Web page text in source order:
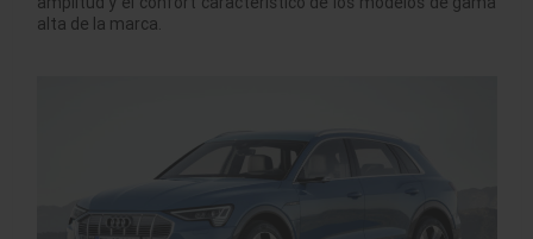
alta de la marca.